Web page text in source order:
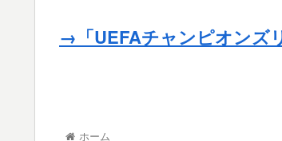
→「UEFAチャンピオンズ
ホーム